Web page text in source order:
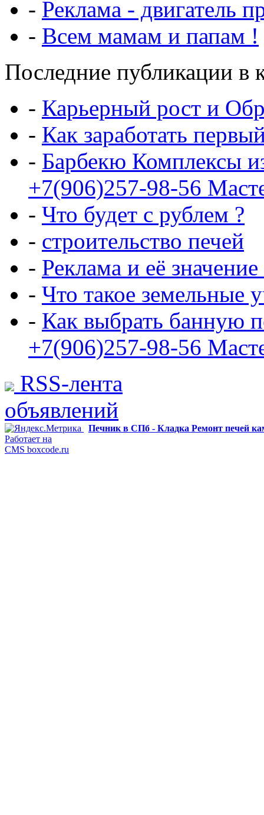
- Реклама - двигатель
- Всем мамам и папам !
Последние публикации в
- Карьерный рост и
- Как заработать
- Барбекю Комплексы
+7(906)257-98-56
- Что будет с рублем ?
- строительство печей
- Реклама и её
- Что такое земельные
- Как выбрать банную
+7(906)257-98-56
RSS-лента
объявлений
Печник в СПб - Кладка Ремонт печей
Работает на
CMS boxcode.ru